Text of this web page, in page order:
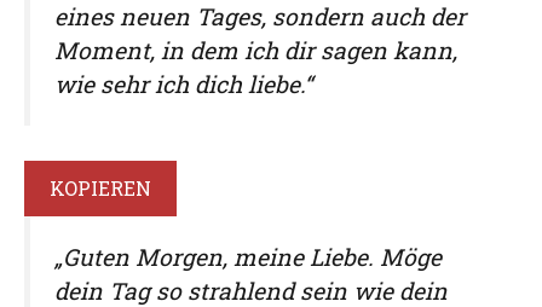
eines neuen Tages, sondern auch der
Moment, in dem ich dir sagen kann,
wie sehr ich dich liebe.“
KOPIEREN
„Guten Morgen, meine Liebe. Möge
dein Tag so strahlend sein wie dein